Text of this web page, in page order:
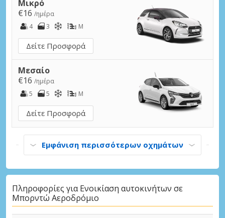
Μικρό
€16 /ημέρα
4
3 M
Δείτε Προσφορά
Μεσαίο
€16 /ημέρα
5
5 M
Δείτε Προσφορά
Εμφάνιση περισσότερων οχημάτων
Πληροφορίες για Ενοικίαση αυτοκινήτων σε
Μπορντώ Αεροδρόμιο